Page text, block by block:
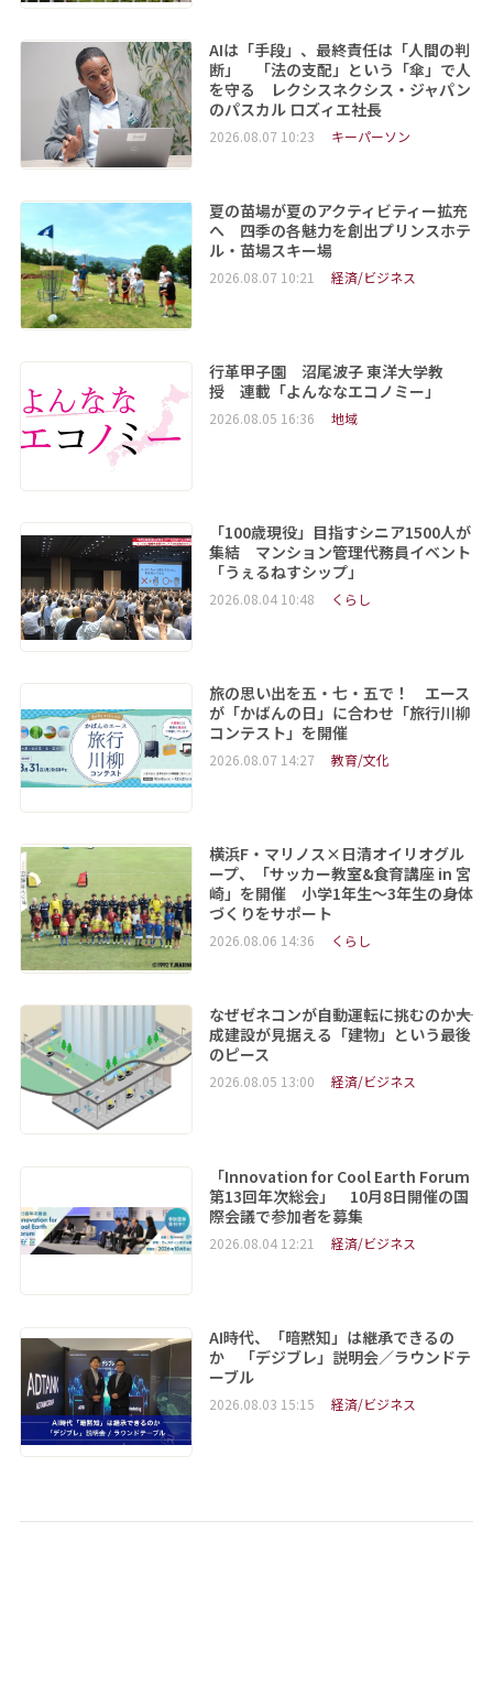
AIは「手段」、最終責任は「人間の判
断」 「法の支配」という「傘」で人
を守る レクシスネクシス・ジャパン
のパスカル ロズィエ社長
2026.08.07 10:23 キーパーソン
夏の苗場が夏のアクティビティー拡充
へ 四季の各魅力を創出プリンスホテ
ル・苗場スキー場
2026.08.07 10:21 経済/ビジネス
行革甲子園 沼尾波子 東洋大学教
授 連載「よんななエコノミー」
2026.08.05 16:36 地域
「100歳現役」目指すシニア1500人が
集結 マンション管理代務員イベント
「うぇるねすシップ」
2026.08.04 10:48 くらし
旅の思い出を五・七・五で！ エース
が「かばんの日」に合わせ「旅行川柳
コンテスト」を開催
2026.08.07 14:27 教育/文化
横浜F・マリノス×日清オイリオグル
ープ、「サッカー教室&食育講座 in 宮
崎」を開催 小学1年生～3年生の身体
づくりをサポート
2026.08.06 14:36 くらし
なぜゼネコンが自動運転に挑むのか――大
成建設が見据える「建物」という最後
のピース
2026.08.05 13:00 経済/ビジネス
「Innovation for Cool Earth Forum
第13回年次総会」 10月8日開催の国
際会議で参加者を募集
2026.08.04 12:21 経済/ビジネス
AI時代、「暗黙知」は継承できるの
か 「デジブレ」説明会／ラウンドテ
ーブル
2026.08.03 15:15 経済/ビジネス